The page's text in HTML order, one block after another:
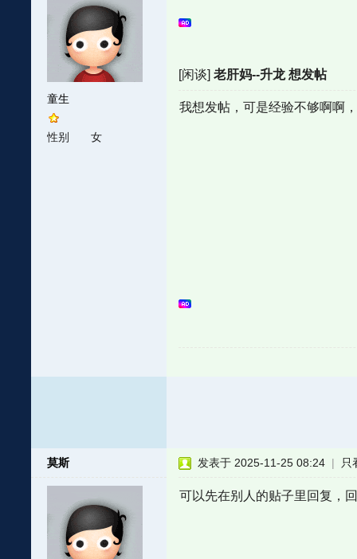
童生
性别 女
[闲谈] 老肝妈--升龙 想发帖
我想发帖，可是经验不够啊啊
莫斯 发表于 2025-11-25 08:24 | 只
可以先在别人的贴子里回复，